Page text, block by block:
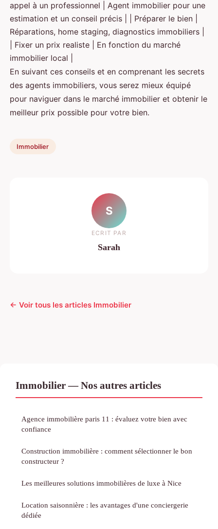
appel à un professionnel | Agent immobilier pour une
estimation et un conseil précis | | Préparer le bien |
Réparations, home staging, diagnostics immobiliers |
| Fixer un prix realiste | En fonction du marché
immobilier local |
En suivant ces conseils et en comprenant les secrets
des agents immobiliers, vous serez mieux équipé
pour naviguer dans le marché immobilier et obtenir le
meilleur prix possible pour votre bien.
Immobilier
S
ECRIT PAR
Sarah
← Voir tous les articles Immobilier
Immobilier — Nos autres articles
Agence immobilière paris 11 : évaluez votre bien avec
confiance
Construction immobilière : comment sélectionner le bon
constructeur ?
Les meilleures solutions immobilières de luxe à Nice
Location saisonnière : les avantages d'une conciergerie
dédiée